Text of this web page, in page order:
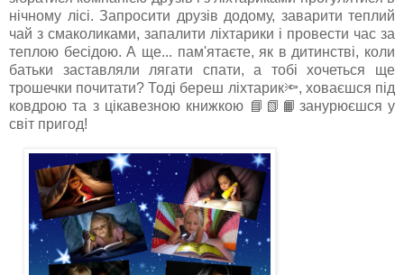
нічному лісі. Запросити друзів додому, заварити теплий
чай з смаколиками, запалити ліхтарики і провести час за
теплою бесідою. А ще... пам'ятаєте, як в дитинстві, коли
батьки заставляли лягати спати, а тобі хочеться ще
трошечки почитати? Тоді береш ліхтарик🔦, ховаєшся під
ковдрою та з цікавезною книжкою 📘📗📙занурюєшся у
світ пригод!